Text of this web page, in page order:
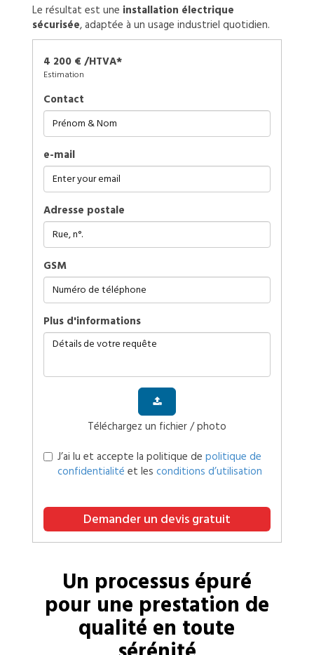
Le résultat est une installation électrique
sécurisée, adaptée à un usage industriel quotidien.
4 200 € /HTVA*
Estimation
Contact
e-mail
Adresse postale
GSM
plus d'informations
Téléchargez un fichier / photo
J’ai lu et accepte la politique de politique de
confidentialité et les conditions d’utilisation
Demander un devis gratuit
Un processus épuré
pour une prestation de
qualité en toute